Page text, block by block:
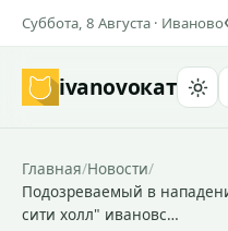
Суббота, 8 Августа · Иваново
ivanovoкат
Главная/Новости/
Подозреваемый в
сити холл" ивановс…